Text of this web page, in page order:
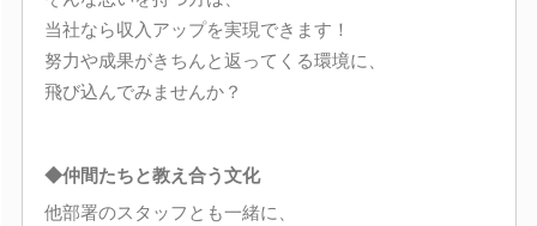
当社なら収入アップを実現できます！
努力や成果がきちんと返ってくる環境に、
飛び込んでみませんか？
◆仲間たちと教え合う文化
他部署のスタッフとも一緒に、